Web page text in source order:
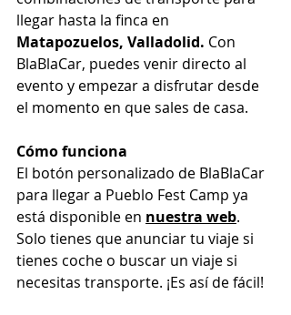
llegar hasta la finca en
Matapozuelos, Valladolid. Con
BlaBlaCar, puedes venir directo al
evento y empezar a disfrutar desde
el momento en que sales de casa.
Cómo funciona
El botón personalizado de BlaBlaCar
para llegar a Pueblo Fest Camp ya
está disponible en nuestra web.
Solo tienes que anunciar tu viaje si
tienes coche o buscar un viaje si
necesitas transporte. ¡Es así de fácil!